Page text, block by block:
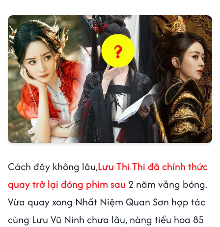
Cách đây không lâu,Lưu Thi Thi đã chính thức
quay trở lại đóng phim sau 2 năm vắng bóng.
Vừa quay xong Nhất Niệm Quan Sơn hợp tác
cùng Lưu Vũ Ninh chưa lâu, nàng tiểu hoa 85